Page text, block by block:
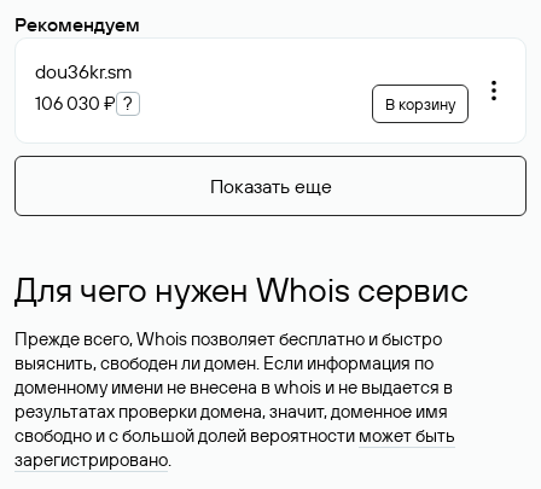
Рекомендуем
dou36kr.sm
106 030 ₽ ? В корзину
Показать еще
Для чего нужен Whois сервис
Прежде всего, Whois позволяет бесплатно и быстро
выяснить, свободен ли домен. Если информация по
доменному имени не внесена в whois и не выдается в
результатах проверки домена, значит, доменное имя
свободно и с большой долей вероятности может быть
зарегистрировано.